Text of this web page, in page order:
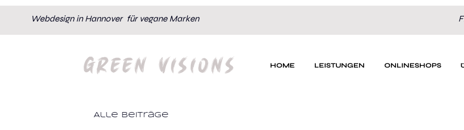
Webdesign in Hannover für vegane Marken
GREEN VISIONS HOME LEISTUNGEN ONLINESHOPS
Alle Beiträge